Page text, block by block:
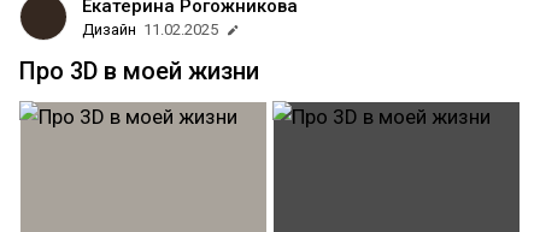
Екатерина Рогожникова
Дизайн 11.02.2025
Про 3D в моей жизни